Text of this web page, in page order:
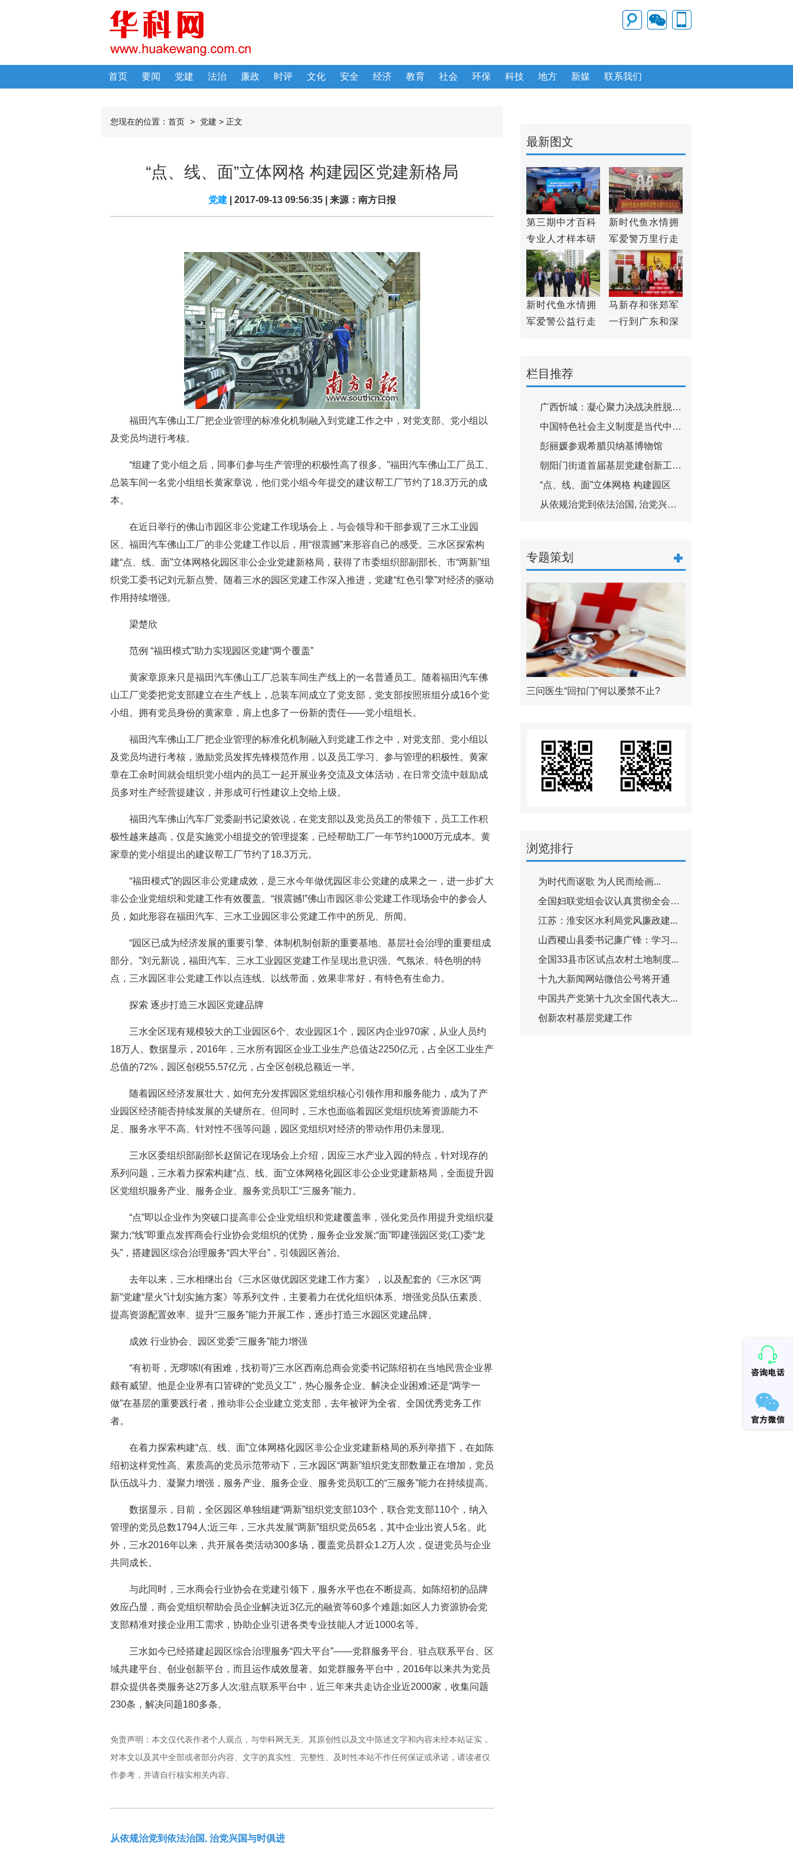
首页 要闻 党建 法治 廉政 时评 文化 安全 经济 教育 社会 环保 科技 地方 新媒 联系我们
您现在的位置： 首页 > 党建 > 正文
“点、线、面”立体网格 构建园区党建新格局
党建 | 2017-09-13 09:56:35 | 来源： 南方日报
福田汽车佛山工厂把企业管理的标准化机制融入到党建工作之中，对党支部、党小组以
及党员均进行考核。
“组建了党小组之后，同事们参与生产管理的积极性高了很多。”福田汽车佛山工厂员工、
总装车间一名党小组组长黄家章说，他们党小组今年提交的建议帮工厂节约了18.3万元的成
本。
在近日举行的佛山市园区非公党建工作现场会上，与会领导和干部参观了三水工业园
区、福田汽车佛山工厂的非公党建工作以后，用“很震撼”来形容自己的感受。三水区探索构
建“点、线、面”立体网格化园区非公企业党建新格局，获得了市委组织部副部长、市“两新”组
织党工委书记刘元新点赞。随着三水的园区党建工作深入推进，党建“红色引擎”对经济的驱动
作用持续增强。
梁楚欣
范例 “福田模式”助力实现园区党建“两个覆盖”
黄家章原来只是福田汽车佛山工厂总装车间生产线上的一名普通员工。随着福田汽车佛
山工厂党委把党支部建立在生产线上，总装车间成立了党支部，党支部按照班组分成16个党
小组。拥有党员身份的黄家章，肩上也多了一份新的责任——党小组组长。
福田汽车佛山工厂把企业管理的标准化机制融入到党建工作之中，对党支部、党小组以
及党员均进行考核，激励党员发挥先锋模范作用，以及员工学习、参与管理的积极性。黄家
章在工余时间就会组织党小组内的员工一起开展业务交流及文体活动，在日常交流中鼓励成
员多对生产经营提建议，并形成可行性建议上交给上级。
福田汽车佛山汽车厂党委副书记梁效说，在党支部以及党员员工的带领下，员工工作积
极性越来越高，仅是实施党小组提交的管理提案，已经帮助工厂一年节约1000万元成本。黄
家章的党小组提出的建议帮工厂节约了18.3万元。
“福田模式”的园区非公党建成效，是三水今年做优园区非公党建的成果之一，进一步扩大
非公企业党组织和党建工作有效覆盖。“很震撼!”佛山市园区非公党建工作现场会中的参会人
员，如此形容在福田汽车、三水工业园区非公党建工作中的所见、所闻。
“园区已成为经济发展的重要引擎、体制机制创新的重要基地、基层社会治理的重要组成
部分。”刘元新说，福田汽车、三水工业园区党建工作呈现出意识强、气氛浓、特色明的特
点，三水园区非公党建工作以点连线、以线带面，效果非常好，有特色有生命力。
探索 逐步打造三水园区党建品牌
三水全区现有规模较大的工业园区6个、农业园区1个，园区内企业970家，从业人员约
18万人。数据显示，2016年，三水所有园区企业工业生产总值达2250亿元，占全区工业生产
总值的72%，园区创税55.57亿元，占全区创税总额近一半。
随着园区经济发展壮大，如何充分发挥园区党组织核心引领作用和服务能力，成为了产
业园区经济能否持续发展的关键所在。但同时，三水也面临着园区党组织统筹资源能力不
足、服务水平不高、针对性不强等问题，园区党组织对经济的带动作用仍未显现。
三水区委组织部副部长赵留记在现场会上介绍，因应三水产业入园的特点，针对现存的
系列问题，三水着力探索构建“点、线、面”立体网格化园区非公企业党建新格局，全面提升园
区党组织服务产业、服务企业、服务党员职工“三服务”能力。
“点”即以企业作为突破口提高非公企业党组织和党建覆盖率，强化党员作用提升党组织凝
聚力;“线”即重点发挥商会行业协会党组织的优势，服务企业发展;“面”即建强园区党(工)委“龙
头”，搭建园区综合治理服务“四大平台”，引领园区善治。
去年以来，三水相继出台《三水区做优园区党建工作方案》，以及配套的《三水区“两
新”党建“星火”计划实施方案》等系列文件，主要着力在优化组织体系、增强党员队伍素质、
提高资源配置效率、提升“三服务”能力开展工作，逐步打造三水园区党建品牌。
成效 行业协会、园区党委“三服务”能力增强
“有初哥，无啰嗦!(有困难，找初哥)”三水区西南总商会党委书记陈绍初在当地民营企业界
颇有威望。他是企业界有口皆碑的“党员义工”，热心服务企业、解决企业困难;还是“两学一
做”在基层的重要践行者，推动非公企业建立党支部，去年被评为全省、全国优秀党务工作
者。
在着力探索构建“点、线、面”立体网格化园区非公企业党建新格局的系列举措下，在如陈
绍初这样党性高、素质高的党员示范带动下，三水园区“两新”组织党支部数量正在增加，党员
队伍战斗力、凝聚力增强，服务产业、服务企业、服务党员职工的“三服务”能力在持续提高。
数据显示，目前，全区园区单独组建“两新”组织党支部103个，联合党支部110个，纳入
管理的党员总数1794人;近三年，三水共发展“两新”组织党员65名，其中企业出资人5名。此
外，三水2016年以来，共开展各类活动300多场，覆盖党员群众1.2万人次，促进党员与企业
共同成长。
与此同时，三水商会行业协会在党建引领下，服务水平也在不断提高。如陈绍初的品牌
效应凸显，商会党组织帮助会员企业解决近3亿元的融资等60多个难题;如区人力资源协会党
支部精准对接企业用工需求，协助企业引进各类专业技能人才近1000名等。
三水如今已经搭建起园区综合治理服务“四大平台”——党群服务平台、驻点联系平台、区
域共建平台、创业创新平台，而且运作成效显著。如党群服务平台中，2016年以来共为党员
群众提供各类服务达2万多人次;驻点联系平台中，近三年来共走访企业近2000家，收集问题
230条，解决问题180多条。
免责声明：本文仅代表作者个人观点，与华科网无关。其原创性以及文中陈述文字和内容未经本站证实，
对本文以及其中全部或者部分内容、文字的真实性、完整性、及时性本站不作任何保证或承诺，请读者仅
作参考，并请自行核实相关内容。
从依规治党到依法治国, 治党兴国与时俱进
最新图文
第三期中才百科
专业人才样本研
究沙龙在京举行
新时代鱼水情拥
军爱警万里行走
进九江市爱国拥
军促进会
新时代鱼水情拥
军爱警公益行走
马新存和张郑军
一行到广东和深
栏目推荐
广西忻城：凝心聚力决战决胜脱贫攻
中国特色社会主义制度是当代中国发
彭丽媛参观希腊贝纳基博物馆
朝阳门街道首届基层党建创新工作论
“点、线、面”立体网格 构建园区
从依规治党到依法治国, 治党兴国与
专题策划
三问医生“回扣门”何以屡禁不止?
浏览排行
为时代而讴歌 为人民而绘画...
全国妇联党组会议认真贯彻全会精神
江苏：淮安区水利局党风廉政建...
山西稷山县委书记廉广锋：学习...
全国33县市区试点农村土地制度...
十九大新闻网站微信公号将开通
中国共产党第十九次全国代表大...
创新农村基层党建工作